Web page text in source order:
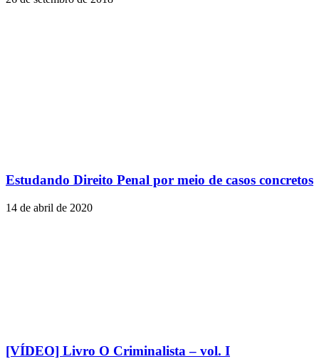
Estudando Direito Penal por meio de casos concretos
14 de abril de 2020
[VÍDEO] Livro O Criminalista – vol. I